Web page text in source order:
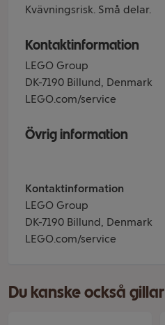
Kvävningsrisk. Små delar.
Kontaktinformation
LEGO Group
DK-7190 Billund, Denmark
LEGO.com/service
Övrig information
Kontaktinformation
LEGO Group
DK-7190 Billund, Denmark
LEGO.com/service
Du kanske också gillar